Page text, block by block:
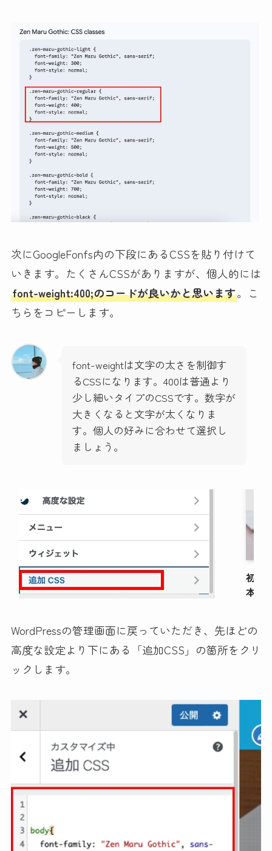
次にGoogleFonfs内の下段にあるCSSを貼り付けて
いきます。たくさんCSSがありますが、個人的には
font-weight:400;のコードが良いかと思います。こ
ちらをコピーします。
font-weightは文字の太さを制御す
るCSSになります。400は普通より
少し細いタイプのCSSです。数字が
大きくなると文字が太くなりま
す。個人の好みに合わせて選択し
ましょう。
WordPressの管理画面に戻っていただき、先ほどの
高度な設定より下にある「追加CSS」の箇所をクリ
ックします。